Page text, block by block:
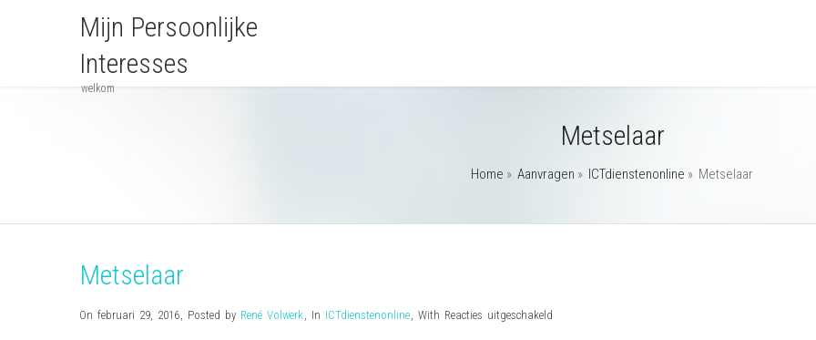
Mijn Persoonlijke
Interesses
welkom
Metselaar
Home » Aanvragen » ICTdienstenonline » Metselaar
Metselaar
On februari 29, 2016, Posted by René Volwerk, In ICTdienstenonline, With Reacties uitgeschakeld